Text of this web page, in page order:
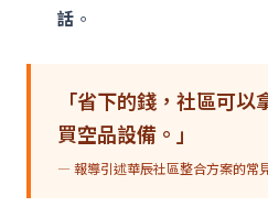
話 。
「省下的錢，社區可以
買空品設備。」
— 報導引述華辰社區整合方案的常